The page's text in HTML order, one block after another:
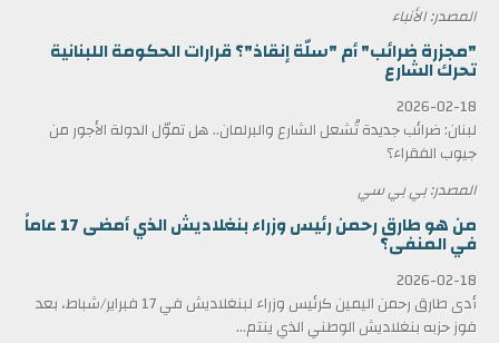
المصدر: الأنباء
"مجزرة ضرائب" أم "سلّة إنقاذ"؟ قرارات الحكومة اللبنانية
تحرك الشارع
2026-02-18
لبنان: ضرائب جديدة تُشعل الشارع والبرلمان.. هل تموّل الدولة الأجور من
جيوب الفقراء؟
المصدر: بي بي سي
من هو طارق رحمن رئيس وزراء بنغلاديش الذي أمضى 17 عاماً
في المنفى؟
2026-02-18
أدى طارق رحمن اليمين كرئيس وزراء لبنغلاديش في 17 فبراير/شباط، بعد
فوز حزبه بنغلاديش الوطني الذي ينتم...